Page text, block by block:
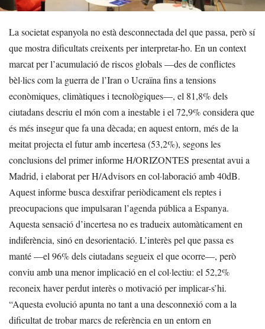
La societat espanyola no està desconnectada del que passa, però sí
que mostra dificultats creixents per interpretar-ho. En un context
marcat per l’acumulació de riscos globals —des de conflictes
bèl·lics com la guerra de l’Iran o Ucraïna fins a tensions
econòmiques, climàtiques i tecnològiques—, el 81,8% dels
ciutadans descriu el món com a inestable i el 72,9% considera que
és més insegur que fa una dècada; en aquest entorn, més de la
meitat projecta el futur amb incertesa (53,2%), segons les
conclusions del primer informe H/ORIZONTES presentat avui a
Madrid, i elaborat per H/Advisors en col·laboració amb 40dB.
Aquest informe busca desxifrar periòdicament els reptes i
preocupacions que impulsaran l’agenda pública a Espanya.
Aquesta sensació d’incertesa no es tradueix automàticament en
indiferència, sinó en desorientació. L’interès pel que passa es
manté —el 96% dels ciutadans segueix el que ocorre—, però
conviu amb una menor implicació en el col·lectiu: el 52,2%
reconeix haver perdut interès o motivació per implicar-s’hi.
“Aquesta evolució apunta no tant a una desconnexió com a la
dificultat de trobar marcs de referència en un entorn en